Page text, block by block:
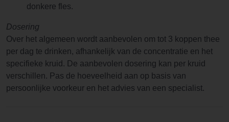
donkere fles.
Dosering
Over het algemeen wordt aanbevolen om tot 3 koppen thee
per dag te drinken, afhankelijk van de concentratie en het
specifieke kruid. De aanbevolen dosering kan per kruid
verschillen. Pas de hoeveelheid aan op basis van
persoonlijke voorkeur en het advies van een specialist.